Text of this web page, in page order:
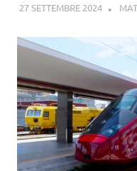
27 SETTEMBRE 2024